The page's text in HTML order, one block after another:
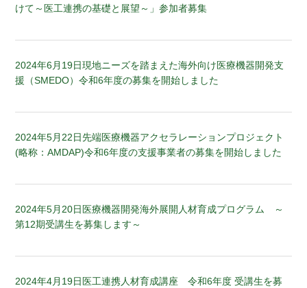
けて～医工連携の基礎と展望～」参加者募集
2024年6月19日現地ニーズを踏まえた海外向け医療機器開発支
援（SMEDO）令和6年度の募集を開始しました
2024年5月22日先端医療機器アクセラレーションプロジェクト
(略称：AMDAP)令和6年度の支援事業者の募集を開始しました
2024年5月20日医療機器開発海外展開人材育成プログラム ～
第12期受講生を募集します～
2024年4月19日医工連携人材育成講座 令和6年度 受講生を募